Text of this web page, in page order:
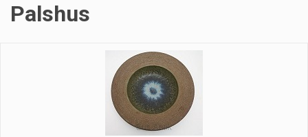
Palshus